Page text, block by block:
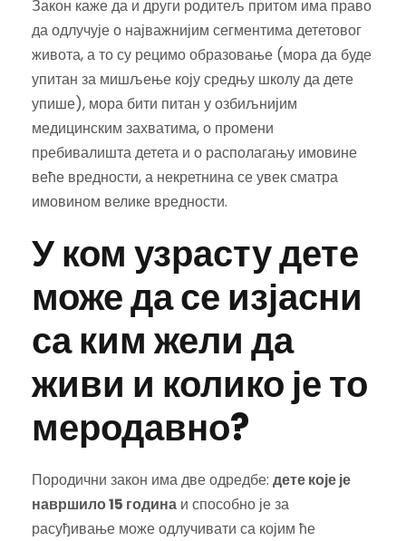
Закон каже да и други родитељ притом има право
да одлучује о најважнијим сегментима дететовог
живота, а то су рецимо образовање (мора да буде
упитан за мишљење коју средњу школу да дете
упише), мора бити питан у озбиљнијим
медицинским захватима, о промени
пребивалишта детета и о располагању имовине
веће вредности, а некретнина се увек сматра
имовином велике вредности.
У ком узрасту дете
може да се изјасни
са ким жели да
живи и колико је то
меродавно?
Породични закон има две одредбе: дете које је
навршило 15 година и способно је за
расуђивање може одлучивати са којим ће